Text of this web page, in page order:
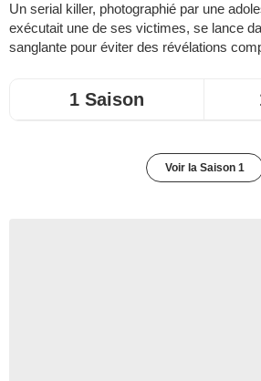
Un serial killer, photographié par une
exécutait une de ses victimes, se lance
sanglante pour éviter des révélations
1 Saison
Voir la Saison 1